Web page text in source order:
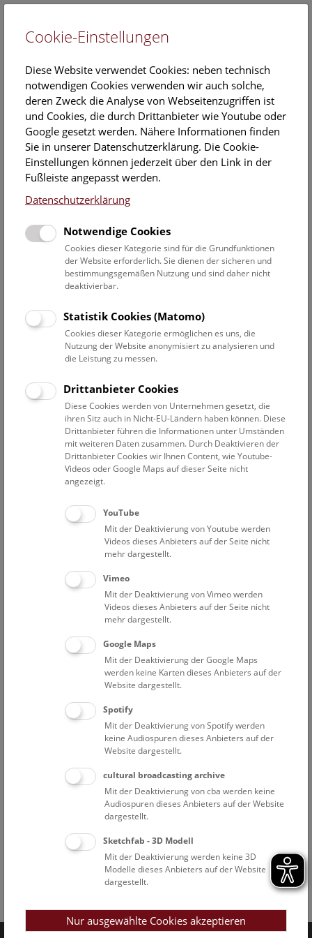
EN
Veranstaltungskalender
Informationen zu Gruppen,- Kindergarten- und
Schulprogrammen finden Siehier
Datumsfilter
12.12.2019
Datum auswählen
Erweiterte Suche
Filter zurücksetzen
12. Dezember 2019
Bisher keine Ergebnisse. Dienstags ist das NHM Wien
in der Regel geschlossen. Ausnahmen finden sie
Eine Nacht im Museum
Cookie-Einstellungen
Diese Website verwendet Cookies: neben technisch
notwendigen Cookies verwenden wir auch solche,
deren Zweck die Analyse von Webseitenzugriffen ist
und Cookies, die durch Drittanbieter wie Youtube oder
Google gesetzt werden. Nähere Informationen finden
Sie in unserer Datenschutzerklärung. Die Cookie-
Einstellungen können jederzeit über den Link in der
Fußleiste angepasst werden.
Datenschutzerklärung
Notwendige Cookies
Cookies dieser Kategorie sind für die Grundfunktionen
der Website erforderlich. Sie dienen der sicheren und
bestimmungsgemäßen Nutzung und sind daher nicht
deaktivierbar.
Statistik Cookies (Matomo)
Cookies dieser Kategorie ermöglichen es uns, die
Nutzung der Website anonymisiert zu analysieren und
die Leistung zu messen.
Drittanbieter Cookies
Diese Cookies werden von Unternehmen gesetzt, die
ihren Sitz auch in Nicht-EU-Ländern haben können. Diese
Drittanbieter führen die Informationen unter Umständen
mit weiteren Daten zusammen. Durch Deaktivieren der
Drittanbieter Cookies wir Ihnen Content, wie Youtube-
Videos oder Google Maps auf dieser Seite nicht
angezeigt.
YouTube
Mit der Deaktivierung von Youtube werden
Videos dieses Anbieters auf der Seite nicht
mehr dargestellt.
Vimeo
Mit der Deaktivierung von Vimeo werden
Videos dieses Anbieters auf der Seite nicht
mehr dargestellt.
Google Maps
Mit der Deaktivierung der Google Maps
werden keine Karten dieses Anbieters auf der
Website dargestellt.
Spotify
Mit der Deaktivierung von Spotify werden
keine Audiospuren dieses Anbieters auf der
Website dargestellt.
cultural broadcasting archive
Mit der Deaktivierung von cba werden keine
Audiospuren dieses Anbieters auf der Website
dargestellt.
Sketchfab - 3D Modell
Mit der Deaktivierung werden keine 3D
Modelle dieses Anbieters auf der Website
dargestellt.
Nur ausgewählte Cookies akzeptieren